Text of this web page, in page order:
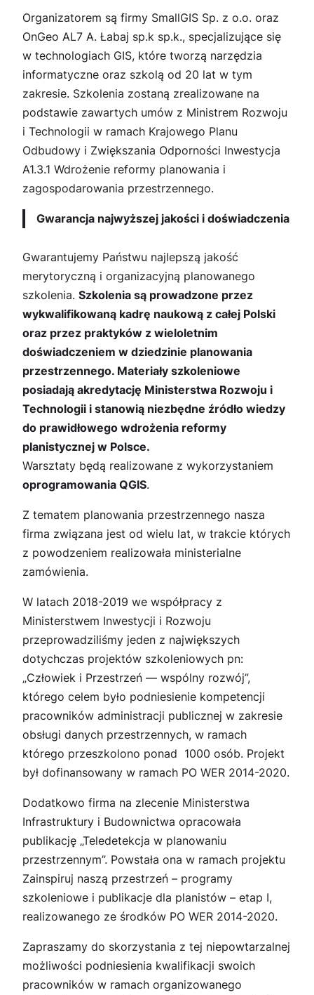
Organizatorem są firmy SmallGIS Sp. z o.o. oraz
OnGeo AL7 A. Łabaj sp.k sp.k., specjalizujące się
w technologiach GIS, które tworzą narzędzia
informatyczne oraz szkolą od 20 lat w tym
zakresie. Szkolenia zostaną zrealizowane na
podstawie zawartych umów z Ministrem Rozwoju
i Technologii w ramach Krajowego Planu
Odbudowy i Zwiększania Odporności Inwestycja
A1.3.1 Wdrożenie reformy planowania i
zagospodarowania przestrzennego.
Gwarancja najwyższej jakości i doświadczenia
Gwarantujemy Państwu najlepszą jakość
merytoryczną i organizacyjną planowanego
szkolenia. Szkolenia są prowadzone przez
wykwalifikowaną kadrę naukową z całej Polski
oraz przez praktyków z wieloletnim
doświadczeniem w dziedzinie planowania
przestrzennego. Materiały szkoleniowe
posiadają akredytację Ministerstwa Rozwoju i
Technologii i stanowią niezbędne źródło wiedzy
do prawidłowego wdrożenia reformy
planistycznej w Polsce.
Warsztaty będą realizowane z wykorzystaniem
oprogramowania QGIS.
Z tematem planowania przestrzennego nasza
firma związana jest od wielu lat, w trakcie których
z powodzeniem realizowała ministerialne
zamówienia.
W latach 2018-2019 we współpracy z
Ministerstwem Inwestycji i Rozwoju
przeprowadziliśmy jeden z największych
dotychczas projektów szkoleniowych pn:
„Człowiek i Przestrzeń — wspólny rozwój”,
którego celem było podniesienie kompetencji
pracowników administracji publicznej w zakresie
obsługi danych przestrzennych, w ramach
którego przeszkolono ponad 1000 osób. Projekt
był dofinansowany w ramach PO WER 2014-2020.
Dodatkowo firma na zlecenie Ministerstwa
Infrastruktury i Budownictwa opracowała
publikację „Teledetekcja w planowaniu
przestrzennym”. Powstała ona w ramach projektu
Zainspiruj naszą przestrzeń – programy
szkoleniowe i publikacje dla planistów – etap I,
realizowanego ze środków PO WER 2014-2020.
Zapraszamy do skorzystania z tej niepowtarzalnej
możliwości podniesienia kwalifikacji swoich
pracowników w ramach organizowanego